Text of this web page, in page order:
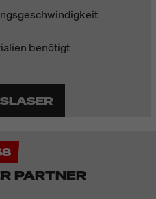
benötigt
PARTNER